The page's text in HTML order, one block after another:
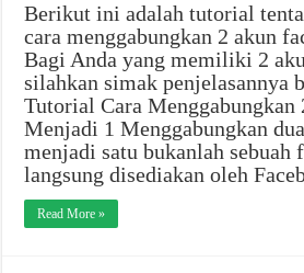
Berikut ini adalah tutorial
cara menggabungkan 2 akun
Bagi Anda yang memiliki 2
silahkan simak penjelasannya
Tutorial Cara Menggabungkan
Menjadi 1 Menggabungkan
menjadi satu bukanlah sebuah
langsung disediakan oleh
Read More »